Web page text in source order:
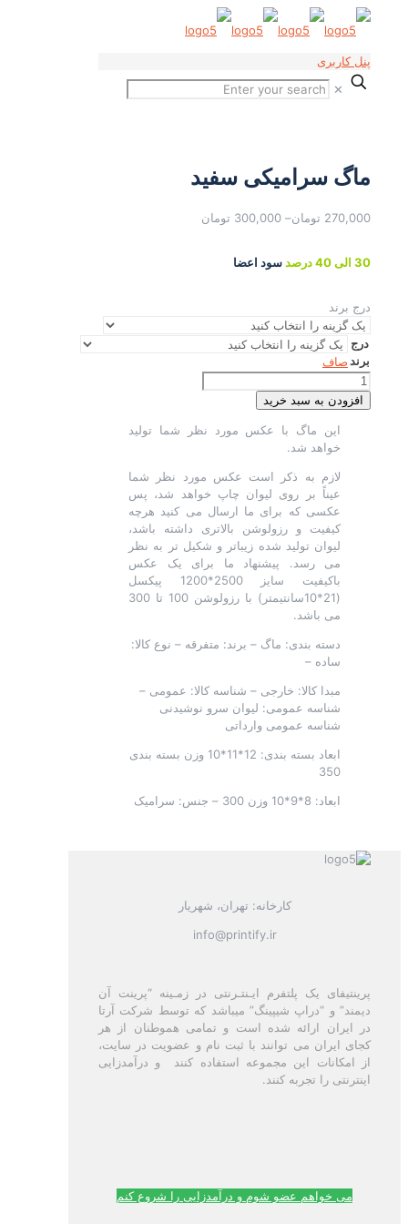
پنل کاربری
✕
ماگ سرامیکی سفید
270,000 تومان–
300,000 تومان
30 الی 40 درصد سود اعضا
درج برند
درج
برندصاف
ماگ
سرامیکی
سفید
افزودن به سبد خرید
این ماگ با عکس مورد نظر شما تولید
خواهد شد.
لازم به ذکر است عکس مورد نظر شما
عیناً بر روی لیوان چاپ خواهد شد، پس
عکسی که برای ما ارسال می کنید هرچه
کیفیت و رزولوشن بالاتری داشته باشد،
لیوان تولید شده زیباتر و شکیل تر به نظر
می رسد. پیشنهاد ما برای یک عکس
باکیفیت سایز 2500*1200 پیکسل
(21*10سانتیمتر) با رزولوشن 100 تا 300
می باشد.
دسته بندی: ماگ – برند: متفرقه – نوع کالا:
ساده –
مبدا کالا: خارجی – شناسه کالا: عمومی –
شناسه عمومی: لیوان سرو نوشیدنی
شناسه عمومی وارداتی
ابعاد بسته بندی: 12*11*10 وزن بسته بندی
350
ابعاد: 8*9*10 وزن 300 – جنس: سرامیک
کارخانه: تهران، شهریار
info@printify.ir
پرینتیفای یک پلتفرم ایـنتـرنتی در زمـینه “پرینت آن
دیمند” و “دراپ شیپینگ” میباشد که توسط شرکت آرتا
در ایران ارائه شده است و تمامی هموطنان از هر
کجای ایران می توانند با ثبت نام و عضویت در سایت،
از امکانات این مجموعه استفاده کنند و درآمدزایی
اینترنتی را تجربه کنند.
می خواهم عضو شوم و درآمدزایی را شروع کنم